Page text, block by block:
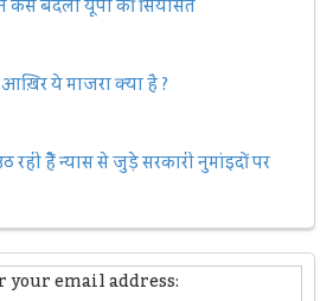
कैसे बदली यूपी की सियासत
ये माजरा क्या है ?
रही हैैं न्यास से जुड़े सरकारी नुमांइदों पर
your email address: